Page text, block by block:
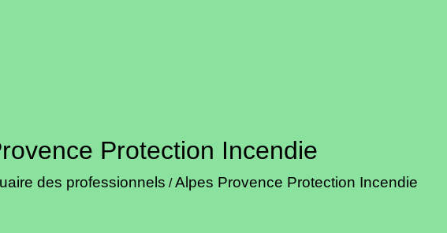
Protection Incendie
des professionnels /Alpes Provence Protection Incendie